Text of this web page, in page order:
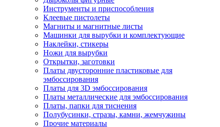
Инструменты и приспособления
Клеевые пистолеты
Магниты и магнитные листы
Машинки для вырубки и комплектующие
Наклейки, стикеры
Ножи для вырубки
Открытки, заготовки
Платы двусторонние пластиковые для
эмбоссирования
Платы для 3D эмбоссирования
Платы металлические для эмбоссирования
Платы, папки для тиснения
Полубусинки, стразы, камни, жемчужины
Прочие материалы